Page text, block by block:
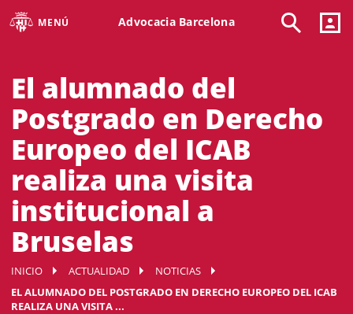
MENÚ Advocacia Barcelona
El alumnado del
Postgrado en Derecho
Europeo del ICAB
realiza una visita
institucional a
Bruselas
INICIO ACTUALIDAD
NOTICIAS
EL ALUMNADO DEL POSTGRADO EN DERECHO EUROPEO DEL ICAB
REALIZA UNA VISITA ...